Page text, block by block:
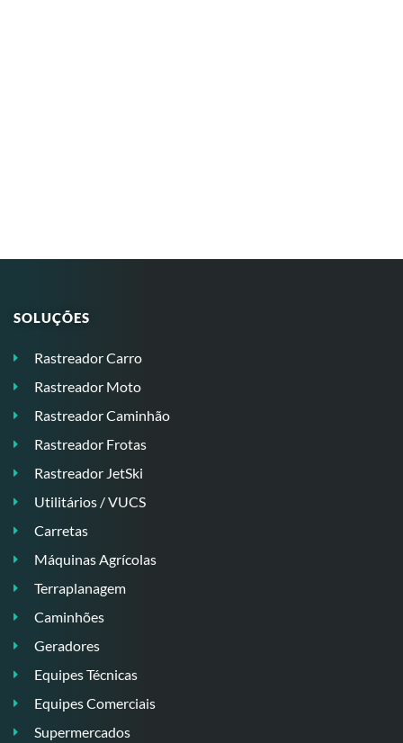
SOLUÇÕES
Rastreador Carro
Rastreador Moto
Rastreador Caminhão
Rastreador Frotas
Rastreador JetSki
Utilitários / VUCS
Carretas
Máquinas Agrícolas
Terraplanagem
Caminhões
Geradores
Equipes Técnicas
Equipes Comerciais
Supermercados